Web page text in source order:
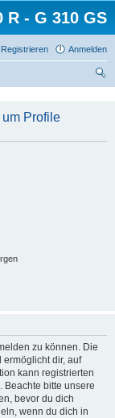
R - G 310 GS
Anmelden
Registrieren
Profile
zu können. Die
dir, auf
kann registrierten
Beachte bitte unsere
bevor du dich
wenn du dich in